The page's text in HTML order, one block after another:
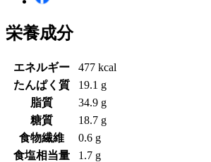
栄養成分
エネルギー
477 kcal
たんぱく質
19.1 g
脂質
34.9 g
糖質
18.7 g
食物繊維
0.6 g
食塩相当量
1.7 g